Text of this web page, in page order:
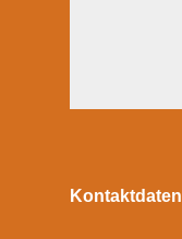
Kontaktdaten